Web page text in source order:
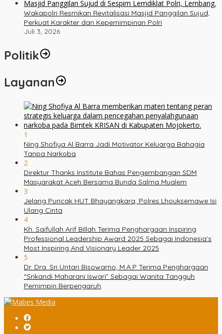
Wakapolri Resmikan Revitalisasi Masjid Panggilan Sujud,
Perkuat Karakter dan Kepemimpinan Polri
Juli 3, 2026
Politik
Layanan
1
Ning Shofiya Al Barra Jadi Motivator Keluarga Bahagia
Tanpa Narkoba
2
Direktur Thanks Institute Bahas Pengembangan SDM
Masyarakat Aceh Bersama Bunda Salma Mualem
3
Jelang Puncak HUT Bhayangkara, Polres Lhouksemawe Isi
Ulang Cinta
4
Kh. Saifullah Arif Billah Terima Penghargaan Inspiring
Professional Leadership Award 2025 Sebagai Indonesia’s
Most Inspiring And Visionary Leader 2025
5
Dr. Dra. Sri Untari Bisowarno, M.A.P Terima Penghargaan
“Srikandi Maharani Iswari” Sebagai Wanita Tangguh
Pemimpin Berpengaruh